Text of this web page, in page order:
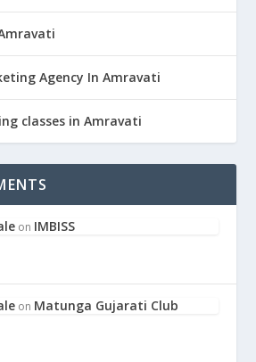
Agency In Amravati
classes in Amravati
on IMBISS
on Matunga Gujarati Club